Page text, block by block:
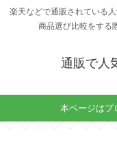
楽天などで通販されている
商品選び比較をする
通販で人
本ページはプ